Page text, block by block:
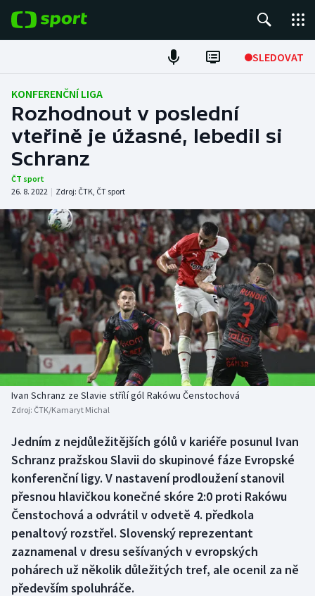
SLEDOVAT
Fotbal
Hokej
Tenis
Atletika
Cyklistika
DALŠÍ SPORTY
Americký fotbal
Baseball a softbal
Basketbal
Biatlon
Box
Curling
Dostihy
Florbal
NEPŘEHLÉDNĚTE
Soutěže
Historické návraty
Aplikace ČT sport
KONFERENČNÍ LIGA
Rozhodnout v poslední
vteřině je úžasné, lebedil si
Schranz
ČT sport
26. 8. 2022 | Zdroj: ČTK, ČT sport
Ivan Schranz ze Slavie střílí gól Rakówu Čenstochová
Zdroj: ČTK/Kamaryt Michal
Jedním z nejdůležitějších gólů v kariéře posunul Ivan
Schranz pražskou Slavii do skupinové fáze Evropské
konferenční ligy. V nastavení prodloužení stanovil
přesnou hlavičkou konečné skóre 2:0 proti Rakówu
Čenstochová a odvrátil v odvetě 4. předkola
penaltový rozstřel. Slovenský reprezentant
zaznamenal v dresu sešívaných v evropských
pohárech už několik důležitých tref, ale ocenil za ně
především spoluhráče.